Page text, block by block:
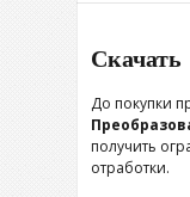
Скачать
До покупки
получить
отработки.